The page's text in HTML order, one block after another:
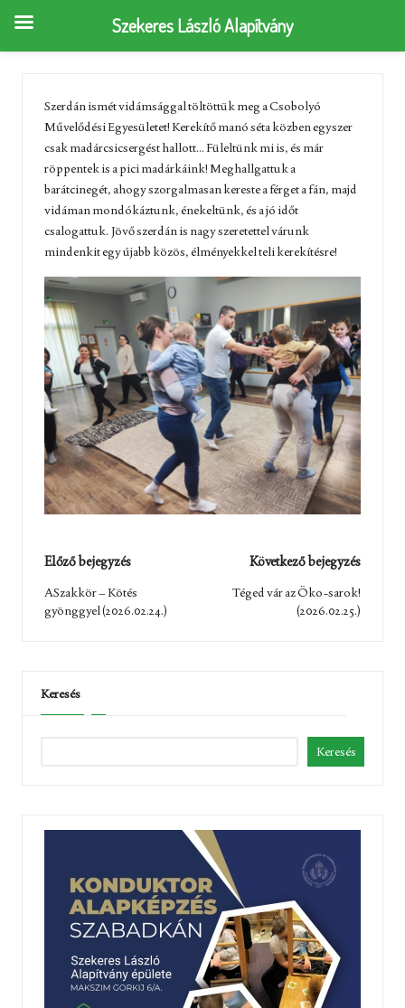
Szerdán ismét vidámsággal töltöttük meg a Csobolyó
Művelődési Egyesületet! Kerekítő manó séta közben egyszer
csak madárcsicsergést hallott… Füleltünk mi is, és már
röppentek is a pici madárkáink! Meghallgattuk a
barátcinegét, ahogy szorgalmasan kereste a férget a fán, majd
vidáman mondókáztunk, énekeltünk, és a jó időt
csalogattuk. Jövő szerdán is nagy szeretettel várunk
mindenkit egy újabb közös, élményekkel teli kerekítésre!
Post
navigation
Előző bejegyzés
ASzakkör – Kötés
gyönggyel (2026.02.24.)
Következő bejegyzés
Téged vár az Öko-sarok!
(2026.02.25.)
Keresés
Keresés
Szekeres László Alapítvány